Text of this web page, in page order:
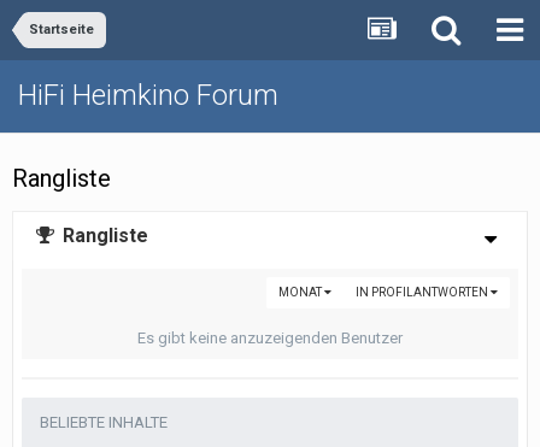
Startseite
HiFi Heimkino Forum
Rangliste
Rangliste
IN PROFILANTWORTEN
MONAT
Es gibt keine anzuzeigenden Benutzer
BELIEBTE INHALTE